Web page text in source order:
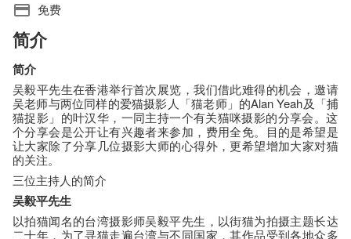
免费
简介
简介
吴毅平先生在香港举行首次展览，我们借此难得的机会，邀请
吴老师与两位同样的爱猫摄影人「猫老师」的Alan Yeah及「捕
猫捉影」的叶汉华， 一同主持一个有关猫咪摄影的分享会。这
个分享会是公开让有兴趣者来参加，费用全免。
目的是希望是
让大家除了分享几位摄影大师的心得外，更希望增加大家对猫
的关注。
三位主持人的简介
吴毅平先生
以拍猫闻名的台湾摄影师吴毅平先生， 以街猫为拍摄主题长达
二十年，为了寻猫走遍台湾与不同国家，其作品受到各地众多